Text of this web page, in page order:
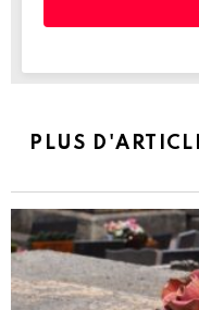
PLUS